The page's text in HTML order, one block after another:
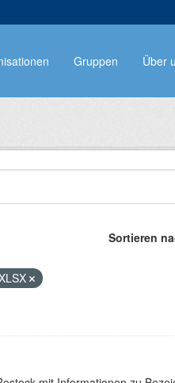
Gruppen Über
Sortieren